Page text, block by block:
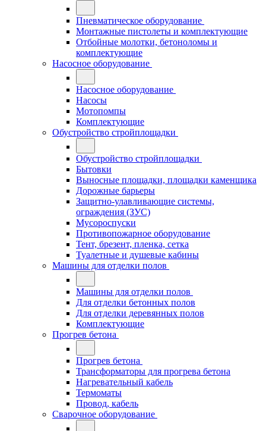
Пневматическое оборудование
Монтажные пистолеты и комплектующие
Отбойные молотки, бетоноломы и
комплектующие
Насосное оборудование
Насосное оборудование
Насосы
Мотопомпы
Комплектующие
Обустройство стройплощадки
Обустройство стройплощадки
Бытовки
Выносные площадки, площадки каменщика
Дорожные барьеры
Защитно-улавливающие системы,
ограждения (ЗУС)
Мусороспуски
Противопожарное оборудование
Тент, брезент, пленка, сетка
Туалетные и душевые кабины
Машины для отделки полов
Машины для отделки полов
Для отделки бетонных полов
Для отделки деревянных полов
Комплектующие
Прогрев бетона
Прогрев бетона
Трансформаторы для прогрева бетона
Нагревательный кабель
Термоматы
Провод, кабель
Сварочное оборудование